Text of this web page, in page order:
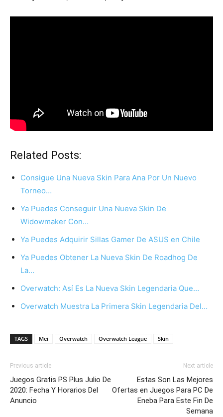
Related Posts:
Consigue Una Nueva Skin Para Ana Por Un Nuevo
Torneo…
Ya Puedes Conseguir Una Nueva Skin De
Widowmaker Con…
Ya Puedes Adquirir Sillas Gamer De ASUS en Chile
Ya Puedes Obtener La Nueva Skin De Roadhog De
La…
Overwatch: Así Es La Nueva Skin Legendaria Que…
Overwatch Muestra La Primera Skin Legendaria Del…
TAGS Mei Overwatch Overwatch League Skin
Previous article
Juegos Gratis PS Plus Julio De
2020: Fecha Y Horarios Del
Anuncio
Next article
Estas Son Las Mejores
Ofertas en Juegos Para PC De
Eneba Para Este Fin De
Semana